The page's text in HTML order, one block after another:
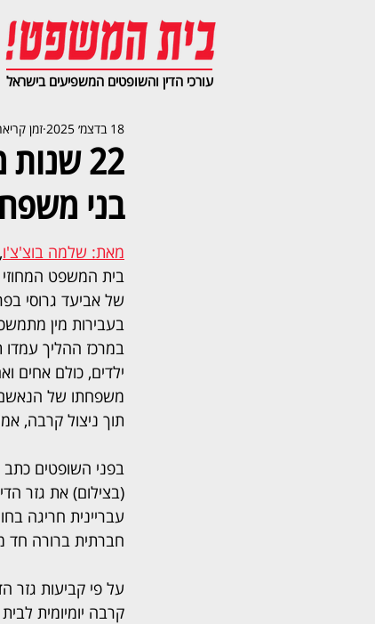
עורכי הדין והשופטים המשפיעים בישראל
22
בני
18 בדצמ׳ 2025 זמן קריאה 2
מאת: שלמה בוצ'צ'ו,
בית המשפט המחוזי
של אביעד גרוסי
בעבירות מין
במרכז ההליך
ילדים, כולם אחים
משפחתו של
תוך ניצול קרבה,
בפני השופטים כתב
(בצילום) את גזר
עבריינית חריגה
חברתית ברורה חד
על פי קביעות גזר
קרבה יומיומית